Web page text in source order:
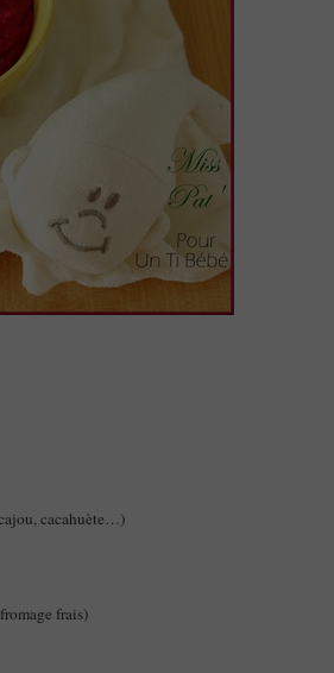
cacahuète…)
frais)